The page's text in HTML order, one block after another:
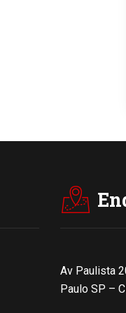
Av Paulista
Paulo SP –